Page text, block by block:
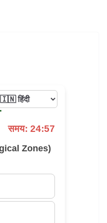
समय: 24:56
Zones)